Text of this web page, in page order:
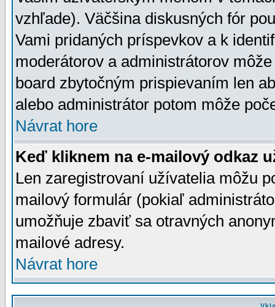
vzhľade). Väčšina diskusných fór
Vami pridaných príspevkov a k
moderátorov a administrátorov
board zbytočným prispievaním len
alebo administrátor potom môže
Návrat hore
Keď kliknem na e-mailový odkaz
Len zaregistrovaní užívatelia môžu
mailový formulár (pokiaľ
umožňuje zbaviť sa otravných
mailové adresy.
Návrat hore